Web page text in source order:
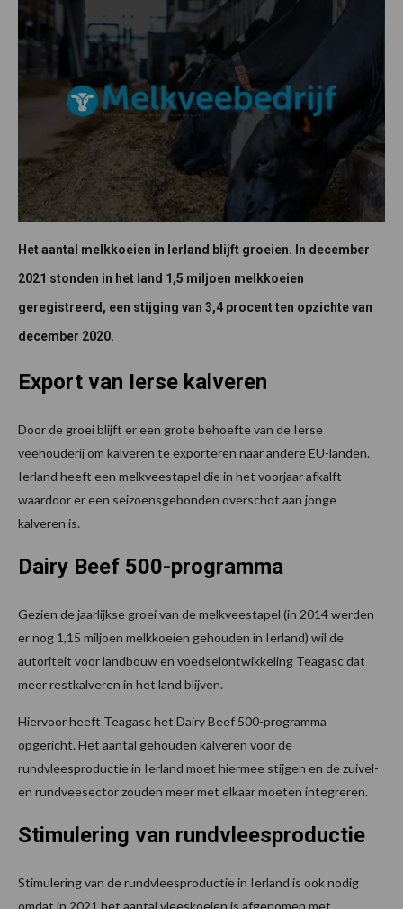
Het aantal melkkoeien in Ierland blijft groeien. In december
2021 stonden in het land 1,5 miljoen melkkoeien
geregistreerd, een stijging van 3,4 procent ten opzichte van
december 2020.
Export van Ierse kalveren
Door de groei blijft er een grote behoefte van de Ierse
veehouderij om kalveren te exporteren naar andere EU-landen.
Ierland heeft een melkveestapel die in het voorjaar afkalft
waardoor er een seizoensgebonden overschot aan jonge
kalveren is.
Dairy Beef 500-programma
Gezien de jaarlijkse groei van de melkveestapel (in 2014 werden
er nog 1,15 miljoen melkkoeien gehouden in Ierland) wil de
autoriteit voor landbouw en voedselontwikkeling Teagasc dat
meer restkalveren in het land blijven.
Hiervoor heeft Teagasc het Dairy Beef 500-programma
opgericht. Het aantal gehouden kalveren voor de
rundvleesproductie in Ierland moet hiermee stijgen en de zuivel-
en rundveesector zouden meer met elkaar moeten integreren.
Stimulering van rundvleesproductie
Stimulering van de rundvleesproductie in Ierland is ook nodig